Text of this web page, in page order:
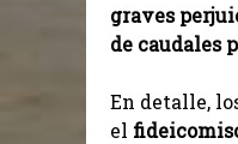
graves
de caudales
En detalle,
el